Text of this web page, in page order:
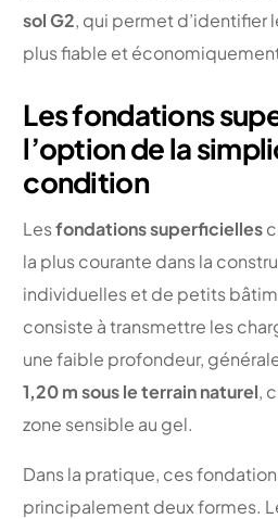
sol G2, qui permet d’identifier
plus fiable et
Les fondations
l’option de la
condition
Lesfondations superficielles
la plus courante dans la
individuelles et de petits
consiste à transmettre les
une faible profondeur,
1,20 m sous le terrain naturel,
zone sensible au gel.
Dans la pratique, ces
principalement deux formes.